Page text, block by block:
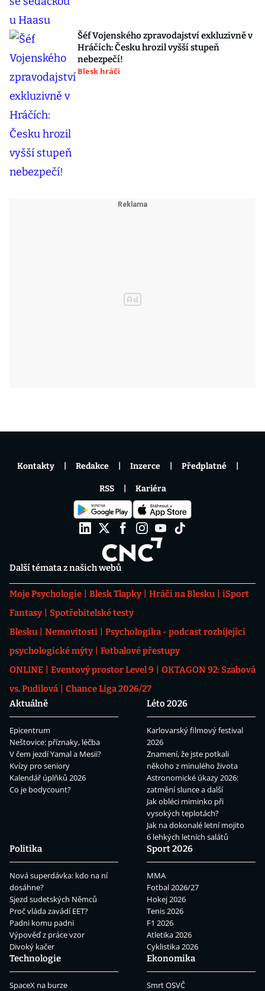
Šéf Vojenského zpravodajství exkluzivně v
Hráčích: Česku hrozil vyšší stupeň
nebezpečí!
Blesk hráči
Další témata z našich webů
Moje Psychologie Blesk Tlapky Hráči na Blesku
iSport
Fantasy
Spotřebitelské testy
Blesku
Nemovitosti
Psychologika - podcast rozbíjející
psychologické mýty
Fotbalové přestupy
ONLINE
Eventový prostor Level 9
OKTAGON 92: Szabová
vs. Pudilová
Chance Liga 2026/27
Aktuálně
Epicentrum
Neštovice: příznaky, léčba
V čem jezdí Yamal a Mesii?
Kvízy pro seniory
Kalendář úplňků 2026
Co je bodycount?
Léto 2026
Karlovarský filmový festival
2026
Znamení, že jste potkali
někoho z minulého života
Astronomické úkazy 2026:
zatmění slunce a další
Jak obléci miminko při
vysokých teplotách?
Jak na dokonalé letní mojito
6 lehkých letních salátů
Politika
Nová superdávka: kdo na ní
dosáhne?
Sjezd sudetských Němců
Proč vláda zavádí EET?
Padni komu padni
Výpověď z práce vzor
Divoký kačer
Sport 2026
MMA
Fotbal 2026/27
Hokej 2026
Tenis 2026
F1 2026
Atletika 2026
Cyklistika 2026
Technologie
SpaceX na burze
Ekonomika
Smrt OSVČ
Kontakty Redakce Inzerce Předplatné
RSS Kariéra